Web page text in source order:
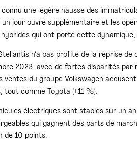
une légère hausse des
un jour ouvré supplémentaire et les
hybrides qui ont porté cette
n’a pas profité de la reprise
2023, avec de fortes disparités par
du groupe Volkswagen
comme Toyota (+11 %).
électriques sont stables sur un
qui gagnent des parts de
de 10 points.